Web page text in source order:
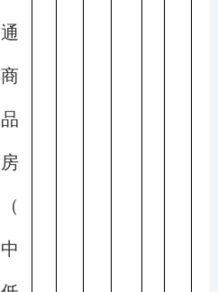
通
商
品
房
（
中